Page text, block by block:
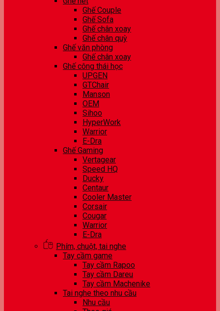
Ghế Couple
Ghế Sofa
Ghế chân xoay
Ghế chân quỳ
Ghế văn phòng
Ghế chân xoay
Ghế công thái học
UPGEN
GTChair
Manson
OEM
Sihoo
HyperWork
Warrior
E-Dra
Ghế Gaming
Vertagear
Speed HQ
Ducky
Centaur
Cooler Master
Corsair
Cougar
Warrior
E-Dra
Phím, chuột, tai nghe
Tay cầm game
Tay cầm Rapoo
Tay cầm Dareu
Tay cầm Machenike
Tai nghe theo nhu cầu
Nhu cầu